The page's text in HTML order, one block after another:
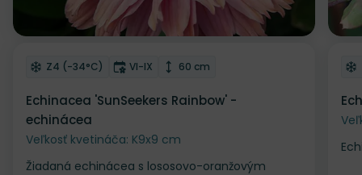
Odober do zoznamu želaní
Mrazuvzdornosť
Z4 (-34°C) Doba kvitnutia
VI-IX Výška rastliny
60 cm
Echinacea 'SunSeekers Rainbow' -
echinácea
Veľkosť kvetináča: K9x9 cm
Žiadaná echinácea s lososovo-oranžovým